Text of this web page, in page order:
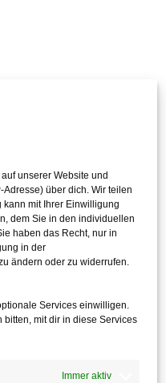
unserer Website und
über dich. Wir teilen
mit Ihrer Einwilligung
dem Sie in den individuellen
haben das Recht, nur in
in der
ändern oder zu widerrufen.
Services einwilligen.
mit dir in diese Services
Immer aktiv